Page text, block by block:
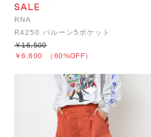
RNA
R4250 バルーン5ポケット
￥6,600 （60%OFF）
￥16,500